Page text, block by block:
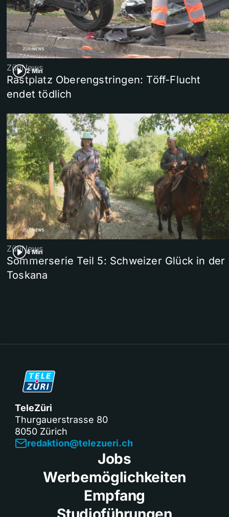
2 Min
ZüriNews
Rastplatz Oberengstringen: Töff-Flucht
endet tödlich
4 Min
ZüriNews
Sommerserie Teil 5: Schweizer Glück in der
Toskana
TeleZüri
Thurgauerstrasse 80
8050 Zürich
redaktion@telezueri.ch
Jobs
Werbemöglichkeiten
Empfang